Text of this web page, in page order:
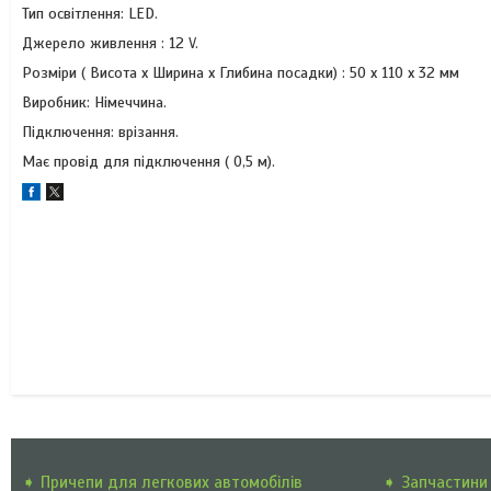
Тип освітлення: LED.
Джерело живлення : 12 V.
Розміри ( Висота х Ширина х Глибина посадки) : 50 х 110 х 32 мм
Виробник: Німеччина.
Підключення: врізання.
Має провід для підключення ( 0,5 м).
➧ Причепи для легкових автомобілів ➧ Запчастини